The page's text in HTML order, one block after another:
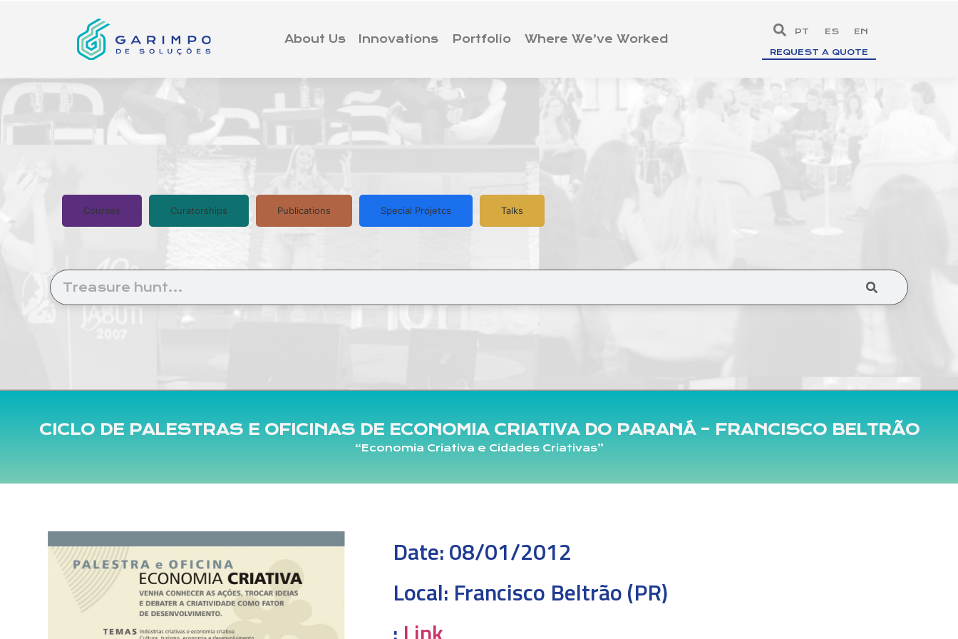
About Us Innovations Portfolio Where We’ve Worked
PT ES EN
REQUEST A QUOTE
Courses Curatorships Publications Special Projetcs Talks
CICLO DE PALESTRAS E OFICINAS DE ECONOMIA CRIATIVA DO PARANÁ – FRANCISCO BELTRÃO
“Economia Criativa e Cidades Criativas”
Date:08/01/2012
Local: Francisco Beltrão (PR)